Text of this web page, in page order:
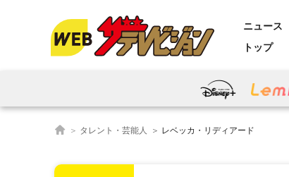
ニュース
トップ
タレント・芸能人 レベッカ・リディアード